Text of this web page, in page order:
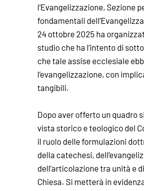
l’Evangelizzazione, Sezione
fondamentali
24 ottobre 2025 ha
studio che ha l’intento di
che tale assise ecclesiale
l’evangelizzazione, con
tangibili.
Dopo aver offerto un quadro
vista storico e teologico del
il ruolo delle formulazioni
della catechesi,
dell’articolazione tra unità e
Chiesa. Si metterà in